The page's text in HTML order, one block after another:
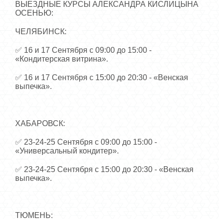
ВЫЕЗДНЫЕ КУРСЫ АЛЕКСАНДРА КИСЛИЦЫНА
ОСЕНЬЮ:
ЧЕЛЯБИНСК:
✅ 16 и 17 Сентября с 09:00 до 15:00 -
«Кондитерская витрина».
✅ 16 и 17 Сентября с 15:00 до 20:30 - «Венская
выпечка».
ХАБАРОВСК:
✅ 23-24-25 Сентября с 09:00 до 15:00 -
«Универсальный кондитер».
✅ 23-24-25 Сентября с 15:00 до 20:30 - «Венская
выпечка».
ТЮМЕНЬ: